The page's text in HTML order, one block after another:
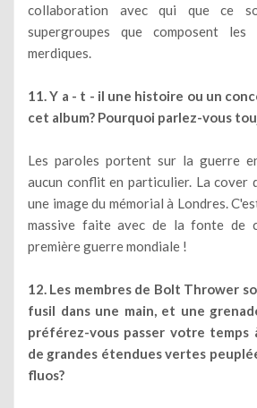
collaboration avec qui que ce
supergroupes que composent
merdiques.
11. Y a - t - il une histoire ou un
cet album? Pourquoi parlez-vous
Les paroles portent sur la guerre
aucun conflit en particulier. La cover
une image du mémorial à Londres.
massive faite avec de la fonte de
première guerre mondiale !
12. Les membres de Bolt Thrower
fusil dans une main, et une
préférez-vous passer votre temps
de grandes étendues vertes
fluos?